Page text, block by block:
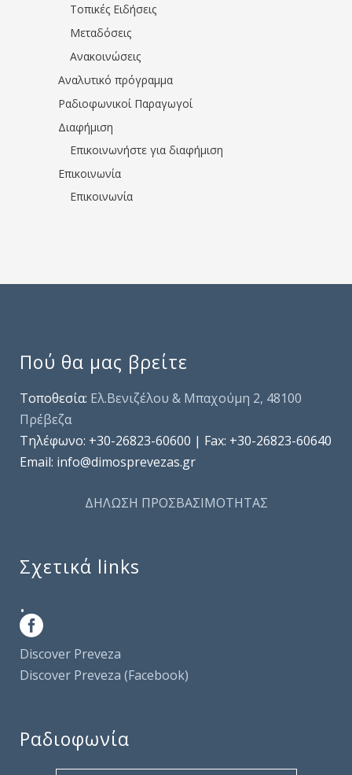
Τοπικές Ειδήσεις
Μεταδόσεις
Ανακοινώσεις
Αναλυτικό πρόγραμμα
Ραδιοφωνικοί Παραγωγοί
Διαφήμιση
Επικοινωνήστε για διαφήμιση
Επικοινωνία
Επικοινωνία
Πού θα μας βρείτε
Τοποθεσία: Ελ.Βενιζέλου & Μπαχούμη 2, 48100
Πρέβεζα
Τηλέφωνo: +30-26823-60600 | Fax: +30-26823-60640
Email: info@dimosprevezas.gr
ΔΗΛΩΣΗ ΠΡΟΣΒΑΣΙΜΟΤΗΤΑΣ
Σχετικά links
.
Discover Preveza
Discover Preveza (Facebook)
Ραδιοφωνία